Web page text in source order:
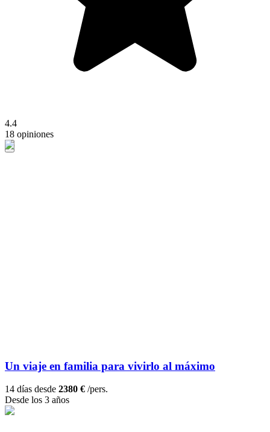
4.4
18 opiniones
Un viaje en familia para vivirlo al máximo
14 días desde 2380 € /pers.
Desde los 3 años